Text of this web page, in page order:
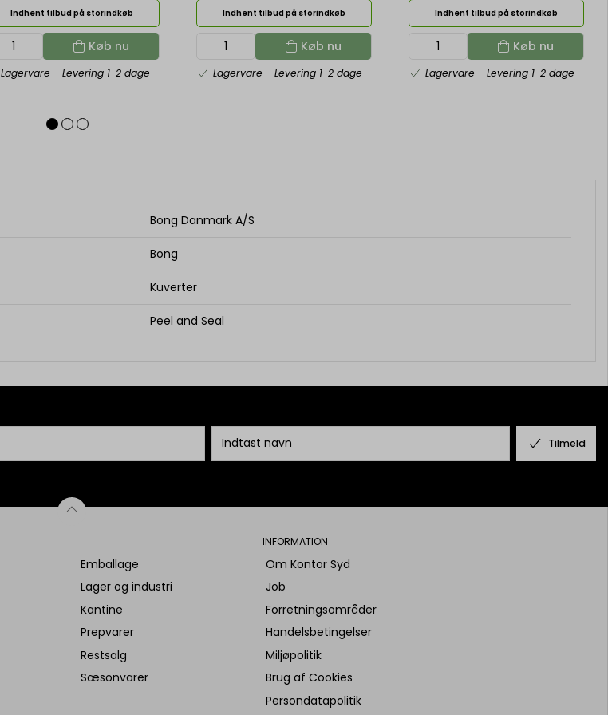
Indhent tilbud på storindkøb
Køb nu
Lagervare - Levering 1-2 dage
Indhent tilbud på storindkøb
Køb nu
Lagervare - Levering 1-2 dage
Indhent tilbud på storindkøb
Køb nu
Lagervare - Levering 1-2 dage
Bong Danmark A/S
Bong
Kuverter
Peel and Seal
Tilmeld
Emballage
Lager og industri
Kantine
Prepvarer
Restsalg
Sæsonvarer
INFORMATION
Om Kontor Syd
Job
Forretningsområder
Handelsbetingelser
Miljøpolitik
Brug af Cookies
Persondatapolitik